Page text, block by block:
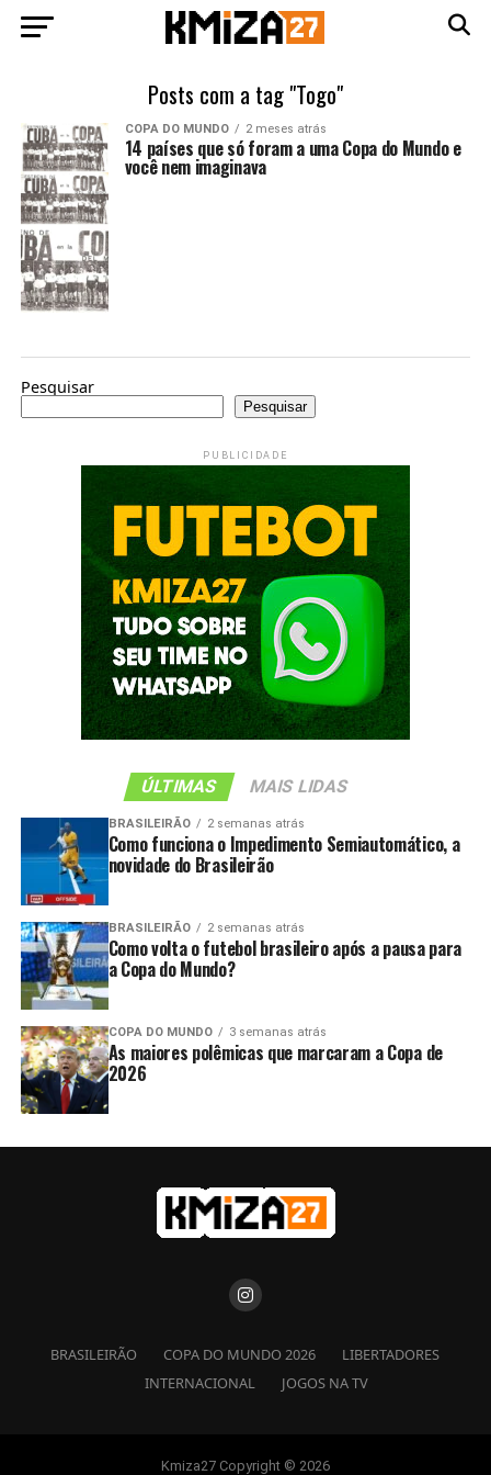
Posts com a tag "Togo"
COPA DO MUNDO 2 meses atrás
14 países que só foram a uma Copa do Mundo e
você nem imaginava
Pesquisar
Pesquisar
PUBLICIDADE
ÚLTIMAS MAIS LIDAS
BRASILEIRÃO 2 semanas atrás
Como funciona o Impedimento Semiautomático, a
novidade do Brasileirão
BRASILEIRÃO 2 semanas atrás
Como volta o futebol brasileiro após a pausa para
a Copa do Mundo?
COPA DO MUNDO 3 semanas atrás
As maiores polêmicas que marcaram a Copa de
2026
BRASILEIRÃO COPA DO MUNDO 2026
LIBERTADORES
INTERNACIONAL
JOGOS NA TV
Kmiza27 Copyright © 2026